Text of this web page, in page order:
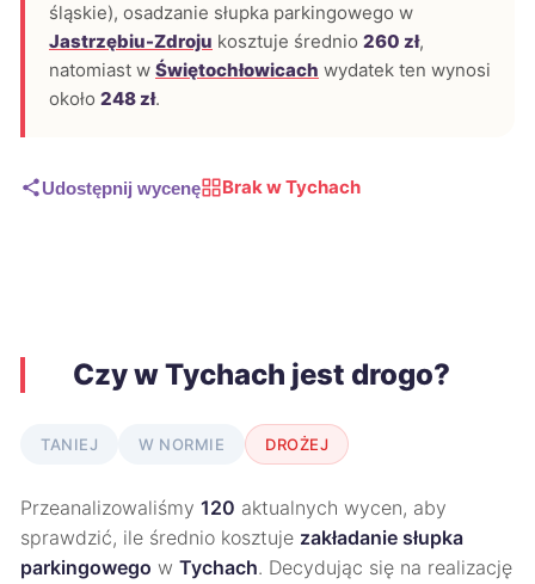
śląskie), osadzanie słupka parkingowego w
Jastrzębiu-Zdroju kosztuje średnio 260 zł,
natomiast w Świętochłowicach wydatek ten wynosi
około 248 zł.
Udostępnij wycenę Brak w Tychach
Czy w Tychach jest drogo?
TANIEJ W NORMIE DROŻEJ
Przeanalizowaliśmy 120 aktualnych wycen, aby
sprawdzić, ile średnio kosztuje zakładanie słupka
parkingowego w Tychach. Decydując się na realizację